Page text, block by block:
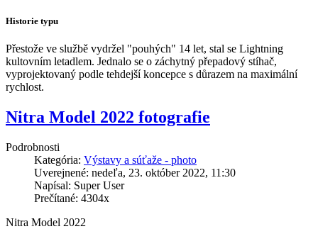
Historie typu
Přestože ve službě vydržel "pouhých" 14 let, stal se Lightning
kultovním letadlem. Jednalo se o záchytný přepadový stíhač,
vyprojektovaný podle tehdejší koncepce s důrazem na maximální
rychlost.
Nitra Model 2022 fotografie
Podrobnosti
Kategória: Výstavy a súťaže - photo
Uverejnené: nedeľa, 23. október 2022, 11:30
Napísal: Super User
Prečítané: 4304x
Nitra Model 2022